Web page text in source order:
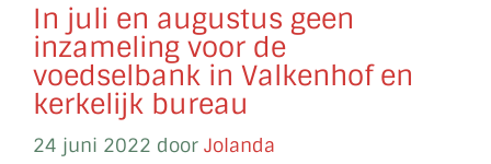
In juli en augustus geen
inzameling voor de
voedselbank in Valkenhof en
kerkelijk bureau
24 juni 2022 door Jolanda